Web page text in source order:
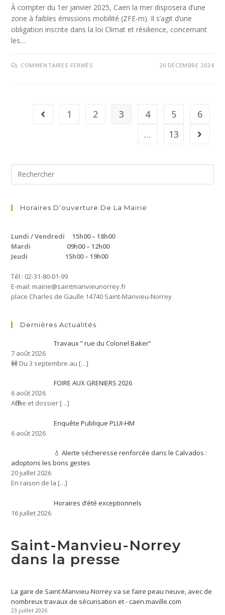
À compter du 1er janvier 2025, Caen la mer disposera d’une
zone à faibles émissions mobilité (ZFE-m). Il s’agit d’une
obligation inscrite dans la loi Climat et résilience, concernant
les…
COMMENTAIRES FERMÉS 20 DÉCEMBRE 2024
1 2 3 4 5
6
…
13
Horaires D’ouverture De La Mairie
Lundi / Vendredi 15h00 – 18h00
Mardi 09h00 – 12h00
Jeudi 15h00 – 19h00
Tél : 02-31-80-01-99
E-mail: mairie@saintmanvieunorrey.fr
place Charles de Gaulle 14740 Saint-Manvieu-Norrey
Dernières Actualités
Travaux ” rue du Colonel Baker”
7 août 2026
🚧 Du 3 septembre au […]
FOIRE AUX GRENIERS 2026
6 août 2026
Affiche et dossier […]
Enquête Publique PLUI-HM
6 août 2026
💧 Alerte sécheresse renforcée dans le Calvados :
adoptons les bons gestes
20 juillet 2026
En raison de la […]
Horaires d’été exceptionnels
16 juillet 2026
Saint-Manvieu-Norrey
dans la presse
La gare de Saint-Manvieu-Norrey va se faire peau neuve, avec de
nombreux travaux de sécurisation et - caen.maville.com
23 juillet 2026